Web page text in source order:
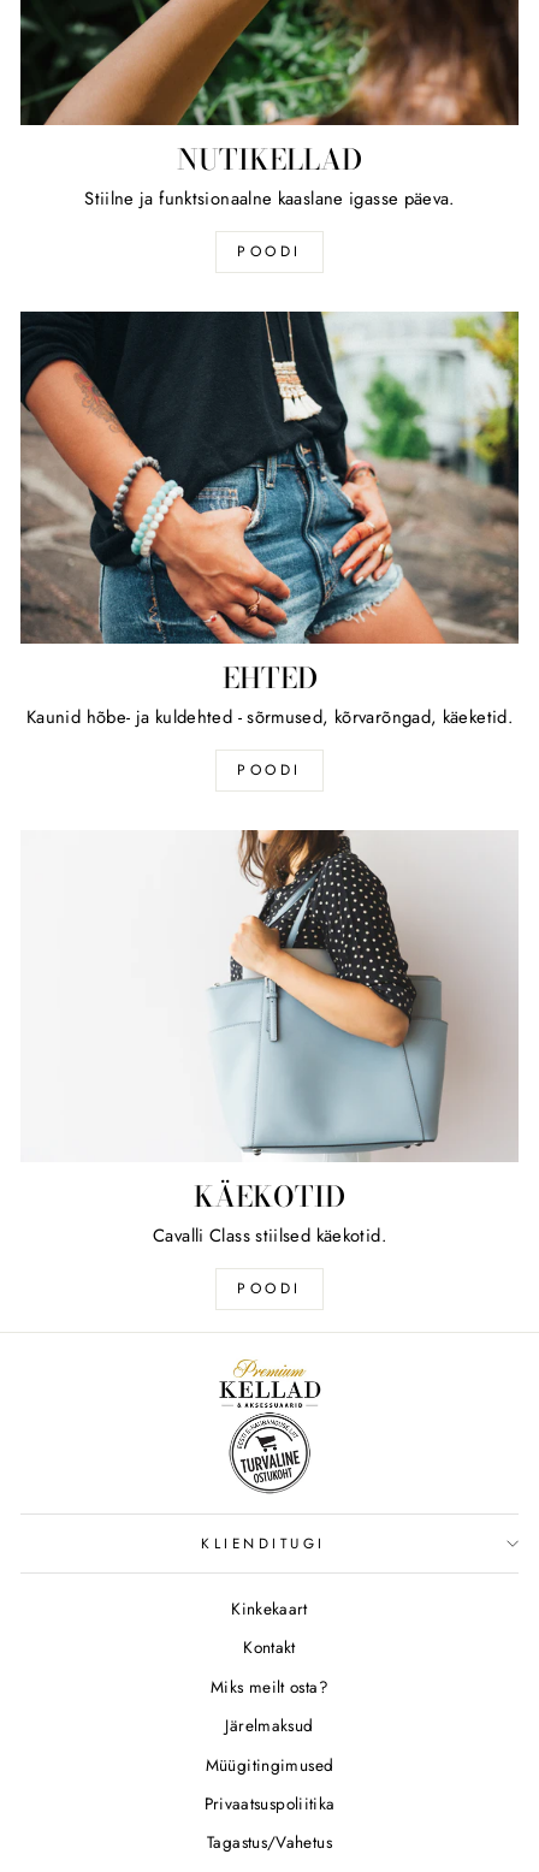
NUTIKELLAD
Stiilne ja funktsionaalne kaaslane igasse päeva.
POODI
EHTED
Kaunid hõbe- ja kuldehted - sõrmused, kõrvarõngad, käeketid.
POODI
KÄEKOTID
Cavalli Class stiilsed käekotid.
POODI
KLIENDITUGI
Kinkekaart
Kontakt
Miks meilt osta?
Järelmaksud
Müügitingimused
Privaatsuspoliitika
Tagastus/Vahetus